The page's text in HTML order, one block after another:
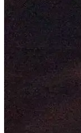
Apple, iOS 27
IKEA'nın Akıllı
IKEA'nın Donut
Futurehome'un
Futurehome'un iflas
Apple'ın iPad